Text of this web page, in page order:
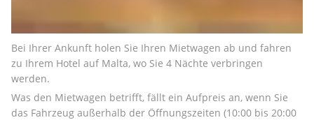
Bei Ihrer Ankunft holen Sie Ihren Mietwagen ab und fahren
zu Ihrem Hotel auf Malta, wo Sie 4 Nächte verbringen
werden.
Was den Mietwagen betrifft, fällt ein Aufpreis an, wenn Sie
das Fahrzeug außerhalb der Öffnungszeiten (10:00 bis 20:00